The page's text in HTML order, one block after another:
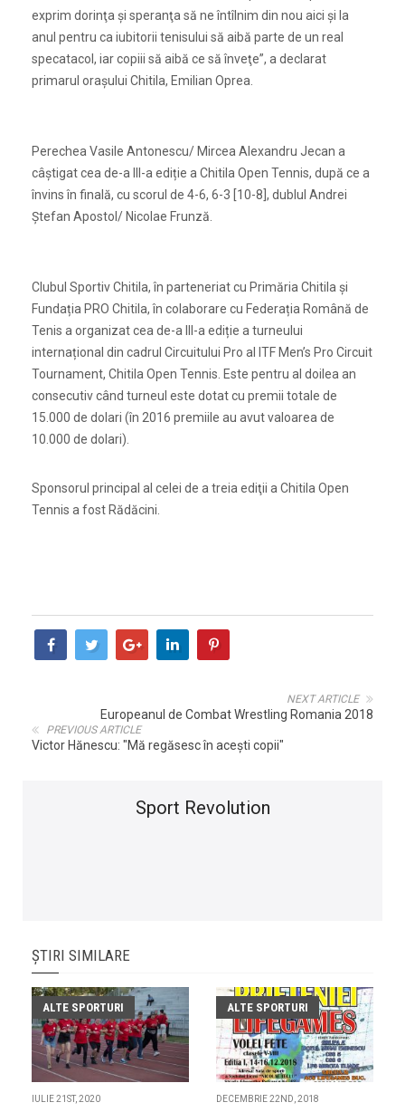
exprim dorinţa şi speranţa să ne întîlnim din nou aici şi la
anul pentru ca iubitorii tenisului să aibă parte de un real
specatacol, iar copiii să aibă ce să înveţe”, a declarat
primarul oraşului Chitila, Emilian Oprea.
Perechea Vasile Antonescu/ Mircea Alexandru Jecan a
câştigat cea de-a III-a ediție a Chitila Open Tennis, după ce a
învins în finală, cu scorul de 4-6, 6-3 [10-8], dublul Andrei
Ştefan Apostol/ Nicolae Frunză.
Clubul Sportiv Chitila, în parteneriat cu Primăria Chitila și
Fundația PRO Chitila, în colaborare cu Federația Română de
Tenis a organizat cea de-a III-a ediție a turneului
internațional din cadrul Circuitului Pro al ITF Men’s Pro Circuit
Tournament, Chitila Open Tennis. Este pentru al doilea an
consecutiv când turneul este dotat cu premii totale de
15.000 de dolari (în 2016 premiile au avut valoarea de
10.000 de dolari).
Sponsorul principal al celei de a treia ediţii a Chitila Open
Tennis a fost Rădăcini.
NEXT ARTICLE
Europeanul de Combat Wrestling Romania 2018
PREVIOUS ARTICLE
Victor Hănescu: "Mă regăsesc în aceşti copii"
Sport Revolution
ȘTIRI SIMILARE
ALTE SPORTURI
IULIE 21ST, 2020
ALTE SPORTURI
DECEMBRIE 22ND, 2018